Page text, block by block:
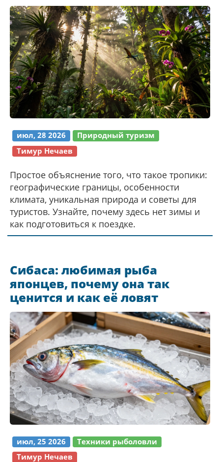
июл, 28 2026
Природный туризм
Тимур Нечаев
Простое объяснение того, что такое тропики:
географические границы, особенности
климата, уникальная природа и советы для
туристов. Узнайте, почему здесь нет зимы и
как подготовиться к поездке.
Сибаса: любимая рыба
японцев, почему она так
ценится и как её ловят
июл, 25 2026
Техники рыболовли
Тимур Нечаев